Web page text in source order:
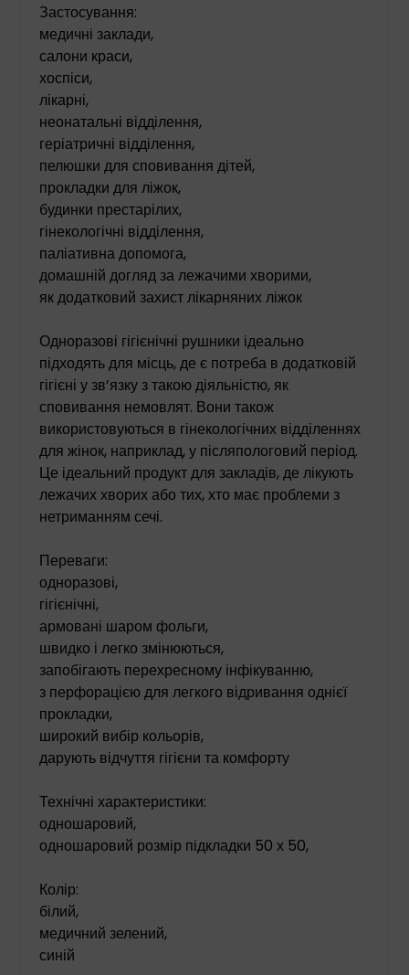
Застосування:
медичні заклади,
салони краси,
хоспіси,
лікарні,
неонатальні відділення,
геріатричні відділення,
пелюшки для сповивання дітей,
прокладки для ліжок,
будинки престарілих,
гінекологічні відділення,
паліативна допомога,
домашній догляд за лежачими хворими,
як додатковий захист лікарняних ліжок
Одноразові гігієнічні рушники ідеально
підходять для місць, де є потреба в додатковій
гігієні у зв’язку з такою діяльністю, як
сповивання немовлят. Вони також
використовуються в гінекологічних відділеннях
для жінок, наприклад, у післяпологовий період.
Це ідеальний продукт для закладів, де лікують
лежачих хворих або тих, хто має проблеми з
нетриманням сечі.
Переваги:
одноразові,
гігієнічні,
армовані шаром фольги,
швидко і легко змінюються,
запобігають перехресному інфікуванню,
з перфорацією для легкого відривання однієї
прокладки,
широкий вибір кольорів,
дарують відчуття гігієни та комфорту
Технічні характеристики:
одношаровий,
одношаровий розмір підкладки 50 х 50,
Колір:
білий,
медичний зелений,
синій